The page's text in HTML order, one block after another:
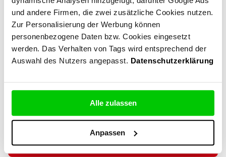
und andere Firmen, die zwei zusätzliche Cookies nutzen.
Zur Personalisierung der Werbung können
personenbezogene Daten bzw. Cookies eingesetzt
werden. Das Verhalten von Tags wird entsprechend der
Auswahl des Nutzers angepasst. Datenschutzerklärung
Alle zulassen
Anpassen
Consent
*
Ich stimme der Verarbeitung meiner
personenbezogenen Daten durch Clever Frame sp.
z o.o., mit Sitz in Wrocław, ul. Wałbrzyska 1A, Polen
zu, und zwar für den Zweck und in dem Umfang, der
ist. Ich habe die Informationen zur Verarbeitung
Nutzungsbedingungen des Dienstes zur Kenntnis
genommen.
Senden